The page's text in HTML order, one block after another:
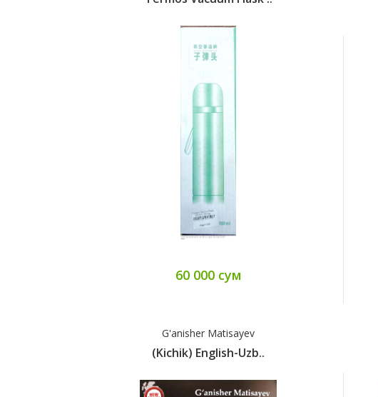
60 000 сум
G'anisher Matisayev
(Kichik) English-Uzb..